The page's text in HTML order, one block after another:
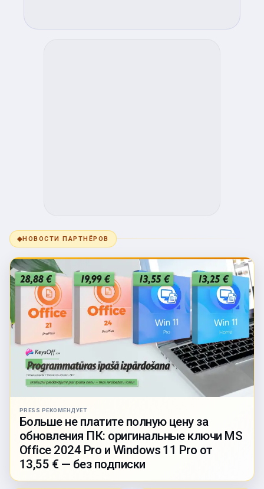
◆НОВОСТИ ПАРТНЁРОВ
PRESS РЕКОМЕНДУЕТ
Больше не платите полную цену за
обновления ПК: оригинальные ключи MS
Office 2024 Pro и Windows 11 Pro от
13,55 € — без подписки